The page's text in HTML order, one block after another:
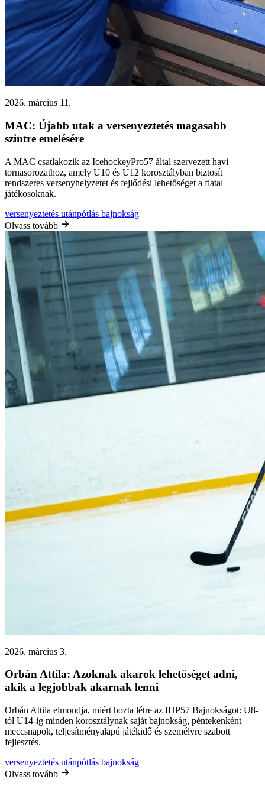
2026. március 11.
MAC: Újabb utak a versenyeztetés magasabb
szintre emelésére
A MAC csatlakozik az IcehockeyPro57 által szervezett havi
tornasorozathoz, amely U10 és U12 korosztályban biztosít
rendszeres versenyhelyzetet és fejlődési lehetőséget a fiatal
játékosoknak.
versenyeztetés utánpótlás bajnokság
Olvass tovább
2026. március 3.
Orbán Attila: Azoknak akarok lehetőséget adni,
akik a legjobbak akarnak lenni
Orbán Attila elmondja, miért hozta létre az IHP57 Bajnokságot: U8-
tól U14-ig minden korosztálynak saját bajnokság, péntekenként
meccsnapok, teljesítményalapú játékidő és személyre szabott
fejlesztés.
versenyeztetés utánpótlás bajnokság
Olvass tovább